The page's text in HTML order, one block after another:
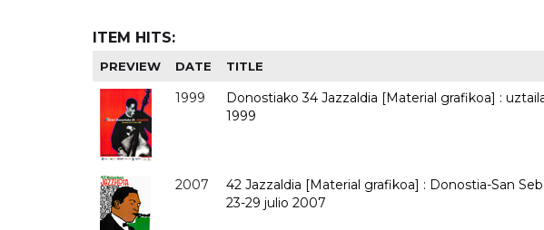
ITEM HITS:
PREVIEW DATE TITLE
1999
Donostiako 34 Jazzaldia [Material grafikoa] :
1999
2007
42 Jazzaldia [Material grafikoa] : Donostia-San
23-29 julio 2007